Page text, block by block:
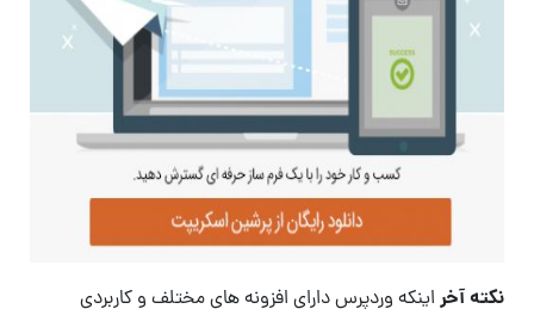
نکته آخر اینکه وردپرس دارای افزونه های مختلف و کاربردی